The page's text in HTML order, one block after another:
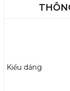
Kiểu dáng